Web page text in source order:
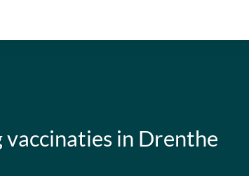
in Drenthe